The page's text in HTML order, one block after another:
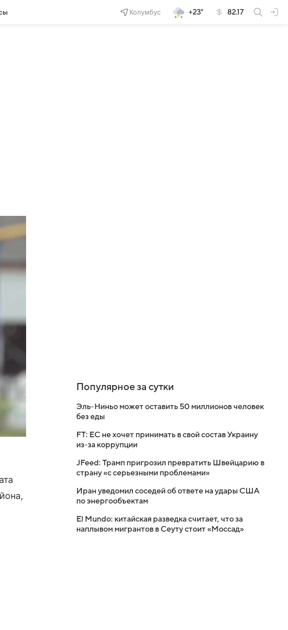
Колумбус +23° 82.17
Популярное за сутки
Эль-Ниньо может оставить 50 миллионов человек
без еды
FT: ЕС не хочет принимать в свой состав Украину
из-за коррупции
JFeed: Трамп пригрозил превратить Швейцарию в
страну «с серьезными проблемами»
Иран уведомил соседей об ответе на удары США
по энергообъектам
El Mundo: китайская разведка считает, что за
наплывом мигрантов в Сеуту стоит «Моссад»